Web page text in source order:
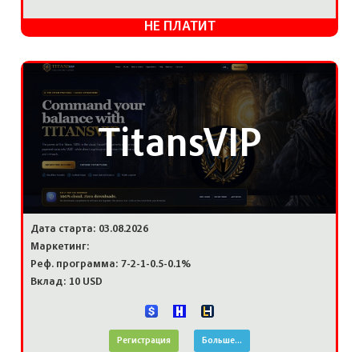
НЕ ПЛАТИТ
TitansVIP
Дата старта: 03.08.2026
Маркетинг:
Реф. программа: 7-2-1-0.5-0.1%
Вклад: 10 USD
Регистрация Больше...